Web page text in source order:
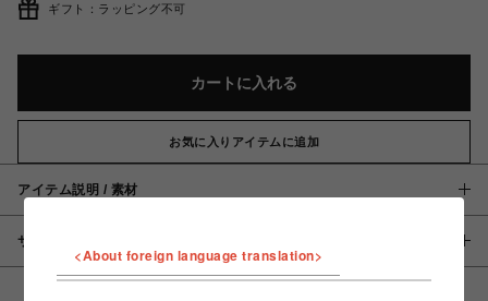
ギフト：ラッピング不可
カートに入れる
お気に入りアイテムに追加
アイテム説明 / 素材
サイズ
<About foreign language translation>